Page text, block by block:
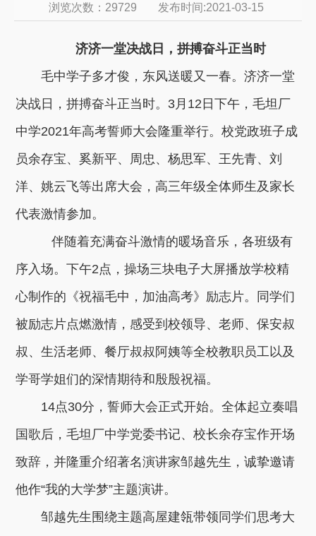
浏览次数： 29729 发布时间:2021-03-15
济济一堂决战日，拼搏奋斗正当时
毛中学子多才俊，东风送暖又一春。济济一堂
决战日，拼搏奋斗正当时。3月12日下午，毛坦厂
中学2021年高考誓师大会隆重举行。校党政班子成
员余存宝、奚新平、周忠、杨思军、王先青、刘
洋、姚云飞等出席大会，高三年级全体师生及家长
代表激情参加。
伴随着充满奋斗激情的暖场音乐，各班级有
序入场。下午2点，操场三块电子大屏播放学校精
心制作的《祝福毛中，加油高考》励志片。同学们
被励志片点燃激情，感受到校领导、老师、保安叔
叔、生活老师、餐厅叔叔阿姨等全校教职员工以及
学哥学姐们的深情期待和殷殷祝福。
14点30分，誓师大会正式开始。全体起立奏唱
国歌后，毛坦厂中学党委书记、校长余存宝作开场
致辞，并隆重介绍著名演讲家邹越先生，诚挚邀请
他作“我的大学梦”主题演讲。
邹越先生围绕主题高屋建瓴带领同学们思考大